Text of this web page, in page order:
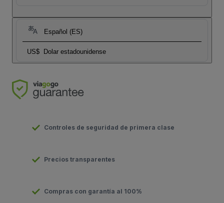
Español (ES)
US$ Dolar estadounidense
Controles de seguridad de primera clase
Precios transparentes
Compras con garantía al 100%